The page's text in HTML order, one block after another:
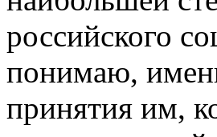
российского
понимаю,
принятия им,